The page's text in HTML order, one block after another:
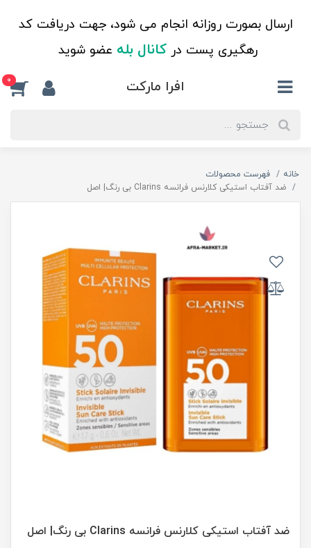
ارسال بصورت روزانه انجام می شود، جهت دریافت کد
رهگیری پست درکانال بله عضو شوید
افرا مارکت 0
خانه
فهرست محصولات
ضد آفتاب استیکی کلارنس فرانسه Clarins بی رنگ| اصل
ضد آفتاب استیکی کلارنس فرانسه Clarins بی رنگ| اصل